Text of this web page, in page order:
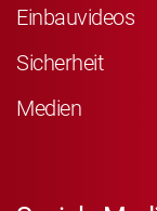
Einbauvideos
Sicherheit
Medien